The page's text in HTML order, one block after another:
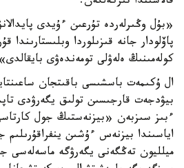
«بۇل وڭىرلەردە تۇرعىن ءۇيدى
پاۆلودار جانە قىزىلوردا وبلىستارىندا
كولەمىنىڭ ەلەۋلى تومەندەۋى
ال ۇكىمەت باسشىسى باقىتجان
بيۋدجەت قارجىسىن تولىق يگەرۋدى
ميلليون تەڭگەنى يگەرۋگە